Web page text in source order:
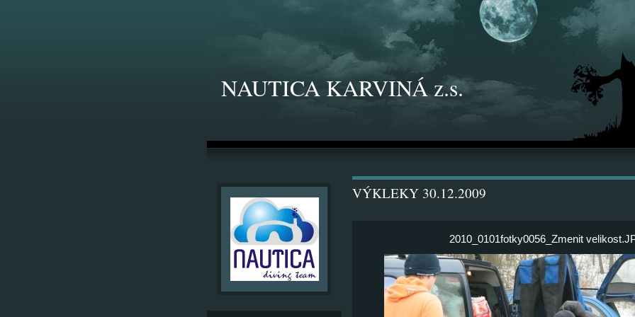
NAUTICA KARVINÁ z.s.
VÝKLEKY 30.12.2009
2010_0101fotky0056_Zmenit